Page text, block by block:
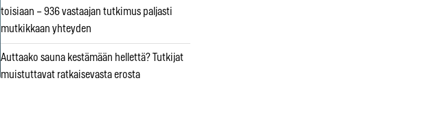
toisiaan – 936 vastaajan tutkimus paljasti
mutkikkaan yhteyden
Auttaako sauna kestämään hellettä? Tutkijat
muistuttavat ratkaisevasta erosta